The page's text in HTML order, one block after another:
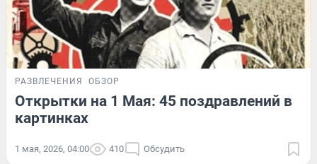
РАЗВЛЕЧЕНИЯ ОБЗОР
Открытки на 1 Мая: 45 поздравлений в
картинках
1 мая, 2026, 04:00 410 Обсудить